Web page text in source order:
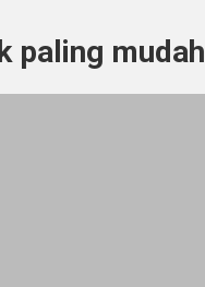
paling mudah